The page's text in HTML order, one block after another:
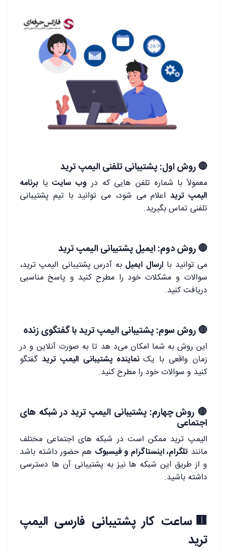
🔴 روش اول: پشتیبانی تلفنی الیمپ ترید
معمولاً با شماره تلفن هایی که در وب ‌سایتیا برنامه
الیمپ تریداعلام می‌ شود، می‌ توانید با تیم پشتیبانی
تلفنی تماس بگیرید.
🔴 روش دوم: ایمیل پشتیبانی الیمپ ترید
می ‌توانید با ارسال ایمیل به آدرس پشتیبانی الیمپ ترید،
سوالات و مشکلات خود را مطرح کنید و پاسخ مناسبی
دریافت کنید.
🔴 روش سوم: پشتیبانی الیمپ ترید با گفتگوی زنده
این روش به شما امکان می‌د هد تا به صورت آنلاین و در
زمان واقعی با یکنماینده پشتیبانی الیمپ ترید گفتگو
کنید و سوالات خود را مطرح کنید.
🔴 روش چهارم: پشتیبانی الیمپ ترید در شبکه های
اجتماعی
الیمپ ترید ممکن است در شبکه ‌های اجتماعی مختلف
مانند تلگرام، اینستاگرام و فیسبوک هم حضور داشته باشد
و از طریق این شبکه‌ ها نیز به پشتیبانی آن ها دسترسی
داشته باشید.
🟥ساعت کار پشتیبانی فارسی الیمپ
ترید